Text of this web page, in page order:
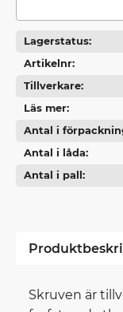
Lagerstatus
Artikelnr
Tillverkare
Läs mer
Antal i
Antal i låda
Antal i pall
Skruven är